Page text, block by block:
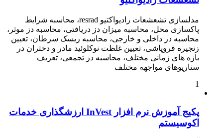
مدلسازی تشعشعات رادیواکتیو resrad، محاسبه شرایط
پاکسازی محل، محاسبه میزان دز دریافتی، محاسبه دز موثر،
محاسبه دز داخلی و خارجی، محاسبه ریسک سرطان، تعیین
زنجیره فروپاشی، تعیین غلظت نوکلوئید مادر و دختران در
بازه های زمانی مختلف، محاسبه دز تجمعی، تعریف
سناریوهای مواجهه مختلف
1
پکیج آموزش نرم افزار InVest ارزشگذاری خدمات
اکوسیستم